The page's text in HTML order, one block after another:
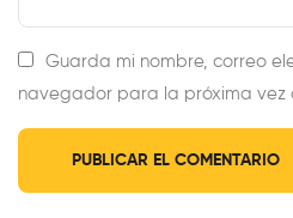
Guarda mi nombre, correo
navegador para la próxima vez